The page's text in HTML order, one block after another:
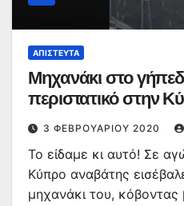
ΑΠΊΣΤΕΥΤΑ
Μηχανάκι στο
περιστατικό στην
3 ΦΕΒΡΟΥΑΡΊΟΥ 2020
Το είδαμε κι αυτό! Σε
Κύπρο αναβάτης
μηχανάκι του,